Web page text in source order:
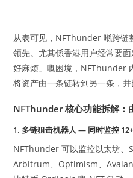
从表可见，NFThunder 喺跨链
领先。尤其係香港用户经常要
好麻烦」嘅困境，NFThunder
将资产由一条链转到另一条，并
NFThunder 核心功能拆解：
1. 多链狙击机器人 — 同时监控
NFThunder 可以监控以太坊、
Arbitrum、Optimism、